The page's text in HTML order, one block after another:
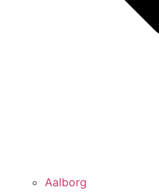
Aalborg